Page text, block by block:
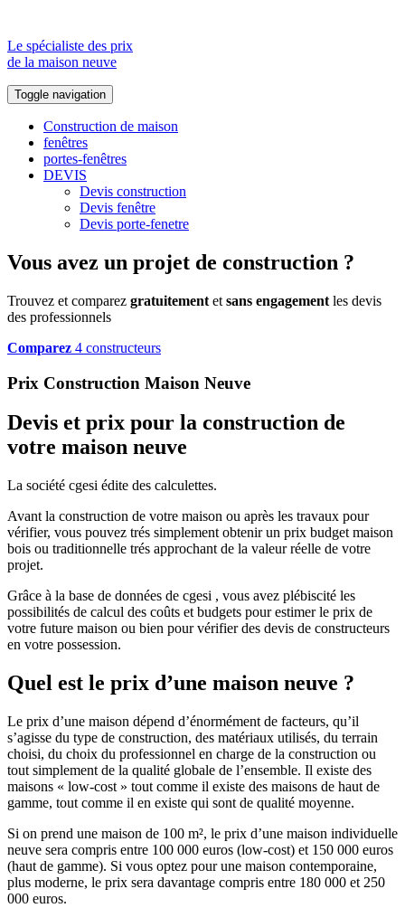
Le spécialiste des prix
de la maison neuve
Toggle navigation
Construction de maison
fenêtres
portes-fenêtres
DEVIS
Devis construction
Devis fenêtre
Devis porte-fenetre
Vous avez un projet de construction ?
Trouvez et comparez gratuitement et sans engagement les devis
des professionnels
Comparez 4 constructeurs
Prix Construction Maison Neuve
Devis et prix pour la construction de
votre maison neuve
La société cgesi édite des calculettes.
Avant la construction de votre maison ou après les travaux pour
vérifier, vous pouvez trés simplement obtenir un prix budget maison
bois ou traditionnelle trés approchant de la valeur réelle de votre
projet.
Grâce à la base de données de cgesi , vous avez plébiscité les
possibilités de calcul des coûts et budgets pour estimer le prix de
votre future maison ou bien pour vérifier des devis de constructeurs
en votre possession.
Quel est le prix d’une maison neuve ?
Le prix d’une maison dépend d’énormément de facteurs, qu’il
s’agisse du type de construction, des matériaux utilisés, du terrain
choisi, du choix du professionnel en charge de la construction ou
tout simplement de la qualité globale de l’ensemble. Il existe des
maisons « low-cost » tout comme il existe des maisons de haut de
gamme, tout comme il en existe qui sont de qualité moyenne.
Si on prend une maison de 100 m², le prix d’une maison individuelle
neuve sera compris entre 100 000 euros (low-cost) et 150 000 euros
(haut de gamme). Si vous optez pour une maison contemporaine,
plus moderne, le prix sera davantage compris entre 180 000 et 250
000 euros.